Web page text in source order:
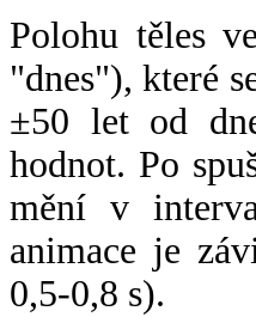
Polohu těles
"dnes"), které
±50 let od
hodnot. Po
mění v
animace je
0,5-0,8 s).